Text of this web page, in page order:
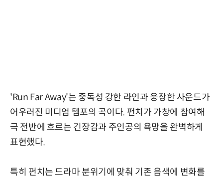
'Run Far Away'는 중독성 강한 라인과 웅장한 사운드가
어우러진 미디엄 템포의 곡이다. 펀치가 가창에 참여해
극 전반에 흐르는 긴장감과 주인공의 욕망을 완벽하게
표현했다.
특히 펀치는 드라마 분위기에 맞춰 기존 음색에 변화를